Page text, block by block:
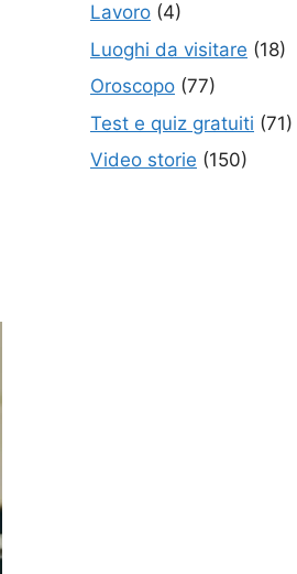
Lavoro (4)
Luoghi da visitare (18)
Oroscopo (77)
Test e quiz gratuiti (71)
Video storie (150)